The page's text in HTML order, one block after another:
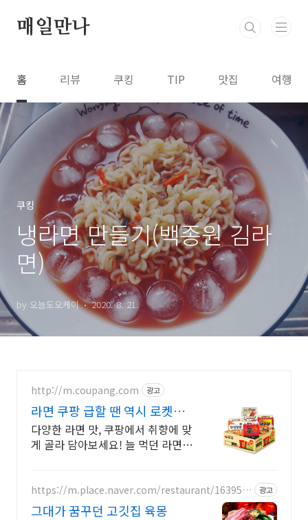
매일만나
홈 리뷰 쿠킹 TIP 맛집 여행
쿠킹
냉라면 만들기(백종원 김라
면)
by 오늘도오케이 2020. 8. 21.
http://m.coupang.com 광고
라면 쿠팡 급할 땐 역시 로켓배
송
다양한 라면 맛, 쿠팡에서 취향에 맞
게 골라 담아보세요! 늘 먹던 라면이
https://m.place.naver.com/restaurant/163951
광고
그대가 꿈꾸던 고깃집 육몽